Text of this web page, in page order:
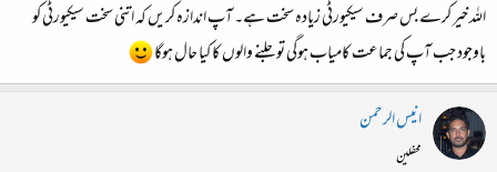
اللہ خیر کرے بس صرف سیکیورٹی زیادہ سخت ہے۔ آپ اندازہ کریں کہ اتنی سخت سیکیورٹی کو
باوجود جب آپ کی جماعت کامیاب ہوگی تو جلنے والوں کا کیا حال ہوگا
انیس الرحمن
محفلین